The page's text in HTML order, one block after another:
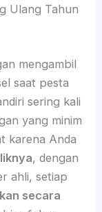
Ulang Tahun
mengambil
saat pesta
sering kali
yang minim
karena Anda
, dengan
ahli, setiap
secara